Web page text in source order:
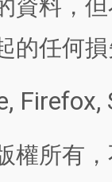
資料，
的任何
Firefox,
權所有